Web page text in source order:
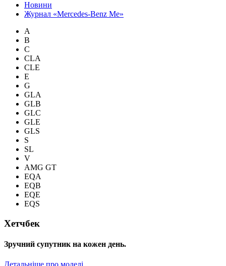
Новини
Журнал «Mercedes-Benz Me»
A
B
C
CLA
CLE
E
G
GLA
GLB
GLC
GLE
GLS
S
SL
V
AMG GT
EQA
EQB
EQE
EQS
Хетчбек
Зручний супутник на кожен день.
Детальніше про моделі